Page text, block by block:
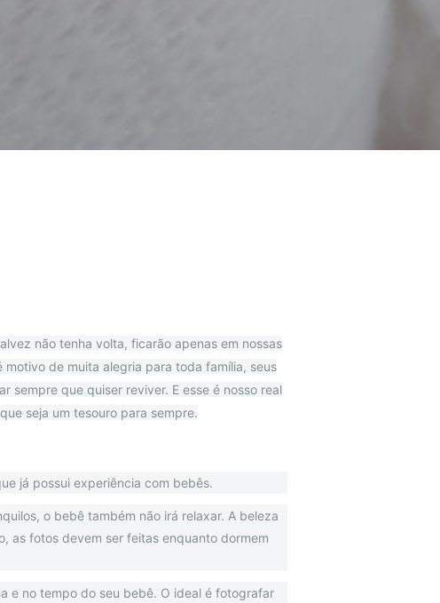
não tenha volta, ficarão apenas em nossas
de muita alegria para toda família, seus
sempre que quiser reviver. E esse é nosso real
seja um tesouro para sempre.
já possui experiência com bebês.
o bebê também não irá relaxar. A beleza
as fotos devem ser feitas enquanto dormem
e no tempo do seu bebê. O ideal é fotografar